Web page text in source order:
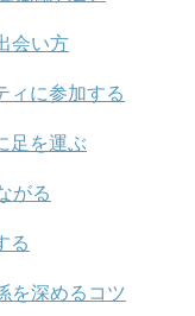
会い方
ィに参加する
足を運ぶ
がる
る
を深めるコツ